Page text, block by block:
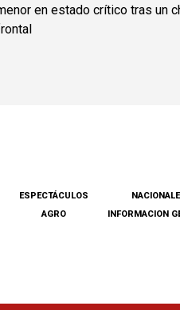
ESPECTÁCULOS
AGRO
INFORMACION